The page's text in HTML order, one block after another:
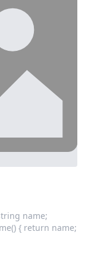
name;
{ return name;